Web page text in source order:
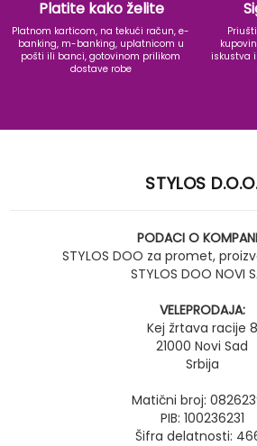
Platite kako želite
Platnom karticom, na tekući račun, e-
banking, m-banking, uplatnicom u
pošti ili banci, gotovinom prilikom
dostave robe
iskustva
STYLOS
PODACI O
STYLOS DOO za promet,
STYLOS DOO NOVI
VELEPRODAJA:
Kej žrtava racije 8
21000 Novi Sad
Srbija
Matični broj:
PIB: 100236231
Šifra delatnosti: